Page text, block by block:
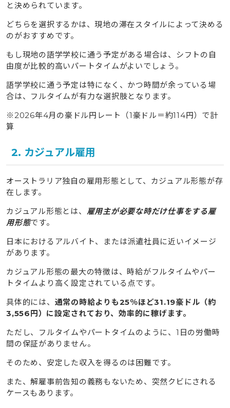
と決められています。
どちらを選択するかは、現地の滞在スタイルによって決める
のがおすすめです。
もし現地の語学学校に通う予定がある場合は、シフトの自
由度が比較的高いパートタイムがよいでしょう。
語学学校に通う予定は特になく、かつ時間が余っている場
合は、フルタイムが有力な選択肢となります。
※2026年4月の豪ドル円レート（1豪ドル＝約114円）で計
算
2. カジュアル雇用
オーストラリア独自の雇用形態として、カジュアル形態が存
在します。
カジュアル形態とは、 雇用主が必要な時だけ仕事をする雇
用形態です。
日本におけるアルバイト、または派遣社員に近いイメージ
があります。
カジュアル形態の最大の特徴は、時給がフルタイムやパー
トタイムより高く設定されている点です。
具体的には、 通常の時給よりも25％ほど31.19豪ドル（約
3,556円）に設定されており、効率的に稼げます。
ただし、フルタイムやパートタイムのように、1日の労働時
間の保証がありません。
そのため、安定した収入を得るのは困難です。
また、解雇事前告知の義務もないため、突然クビにされる
ケースもあります。